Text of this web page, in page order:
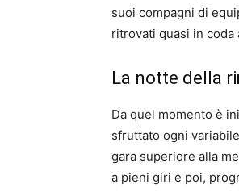
suoi compagni di
ritrovati quasi in
La notte della
Da quel momento è
sfruttato ogni
gara superiore alla
a pieni giri e poi,